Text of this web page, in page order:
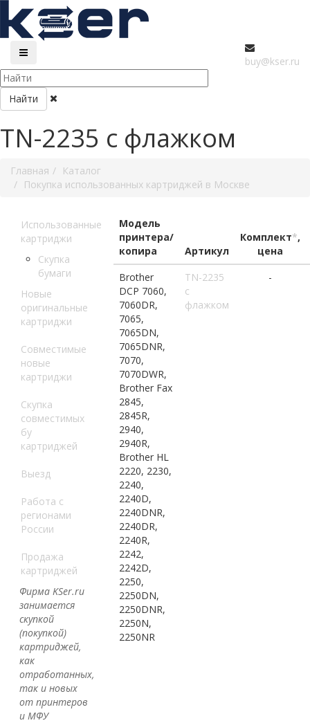
buy@kser.ru
Найти
TN-2235 c флажком
Главная
Каталог
Покупка использованных картриджей в Москве
Использованные
картриджи
Скупка
бумаги
Новые
оригинальные
картриджи
Совместимые
новые
картриджи
Скупка
совместимых
бу
картриджей
Выезд
Работа с
регионами
России
Продажа
картриджей
Фирма KSer.ru
занимается
скупкой
(покупкой)
картриджей,
как
отработанных,
так и новых
от принтеров
и МФУ
Модель
принтера/
копира
Артикул
Комплект*,
цена
Brother
DCP 7060,
7060DR,
7065,
7065DN,
7065DNR,
7070,
7070DWR,
Brother Fax
2845,
2845R,
2940,
2940R,
Brother HL
2220, 2230,
2240,
2240D,
2240DNR,
2240DR,
2240R,
2242,
2242D,
2250,
2250DN,
2250DNR,
2250N,
2250NR
TN-2235
c
флажком
-